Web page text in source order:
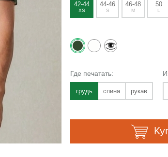
42-44
XS
44-46
S
46-48
M
50
L
Где печатать:
грудь спина рукав